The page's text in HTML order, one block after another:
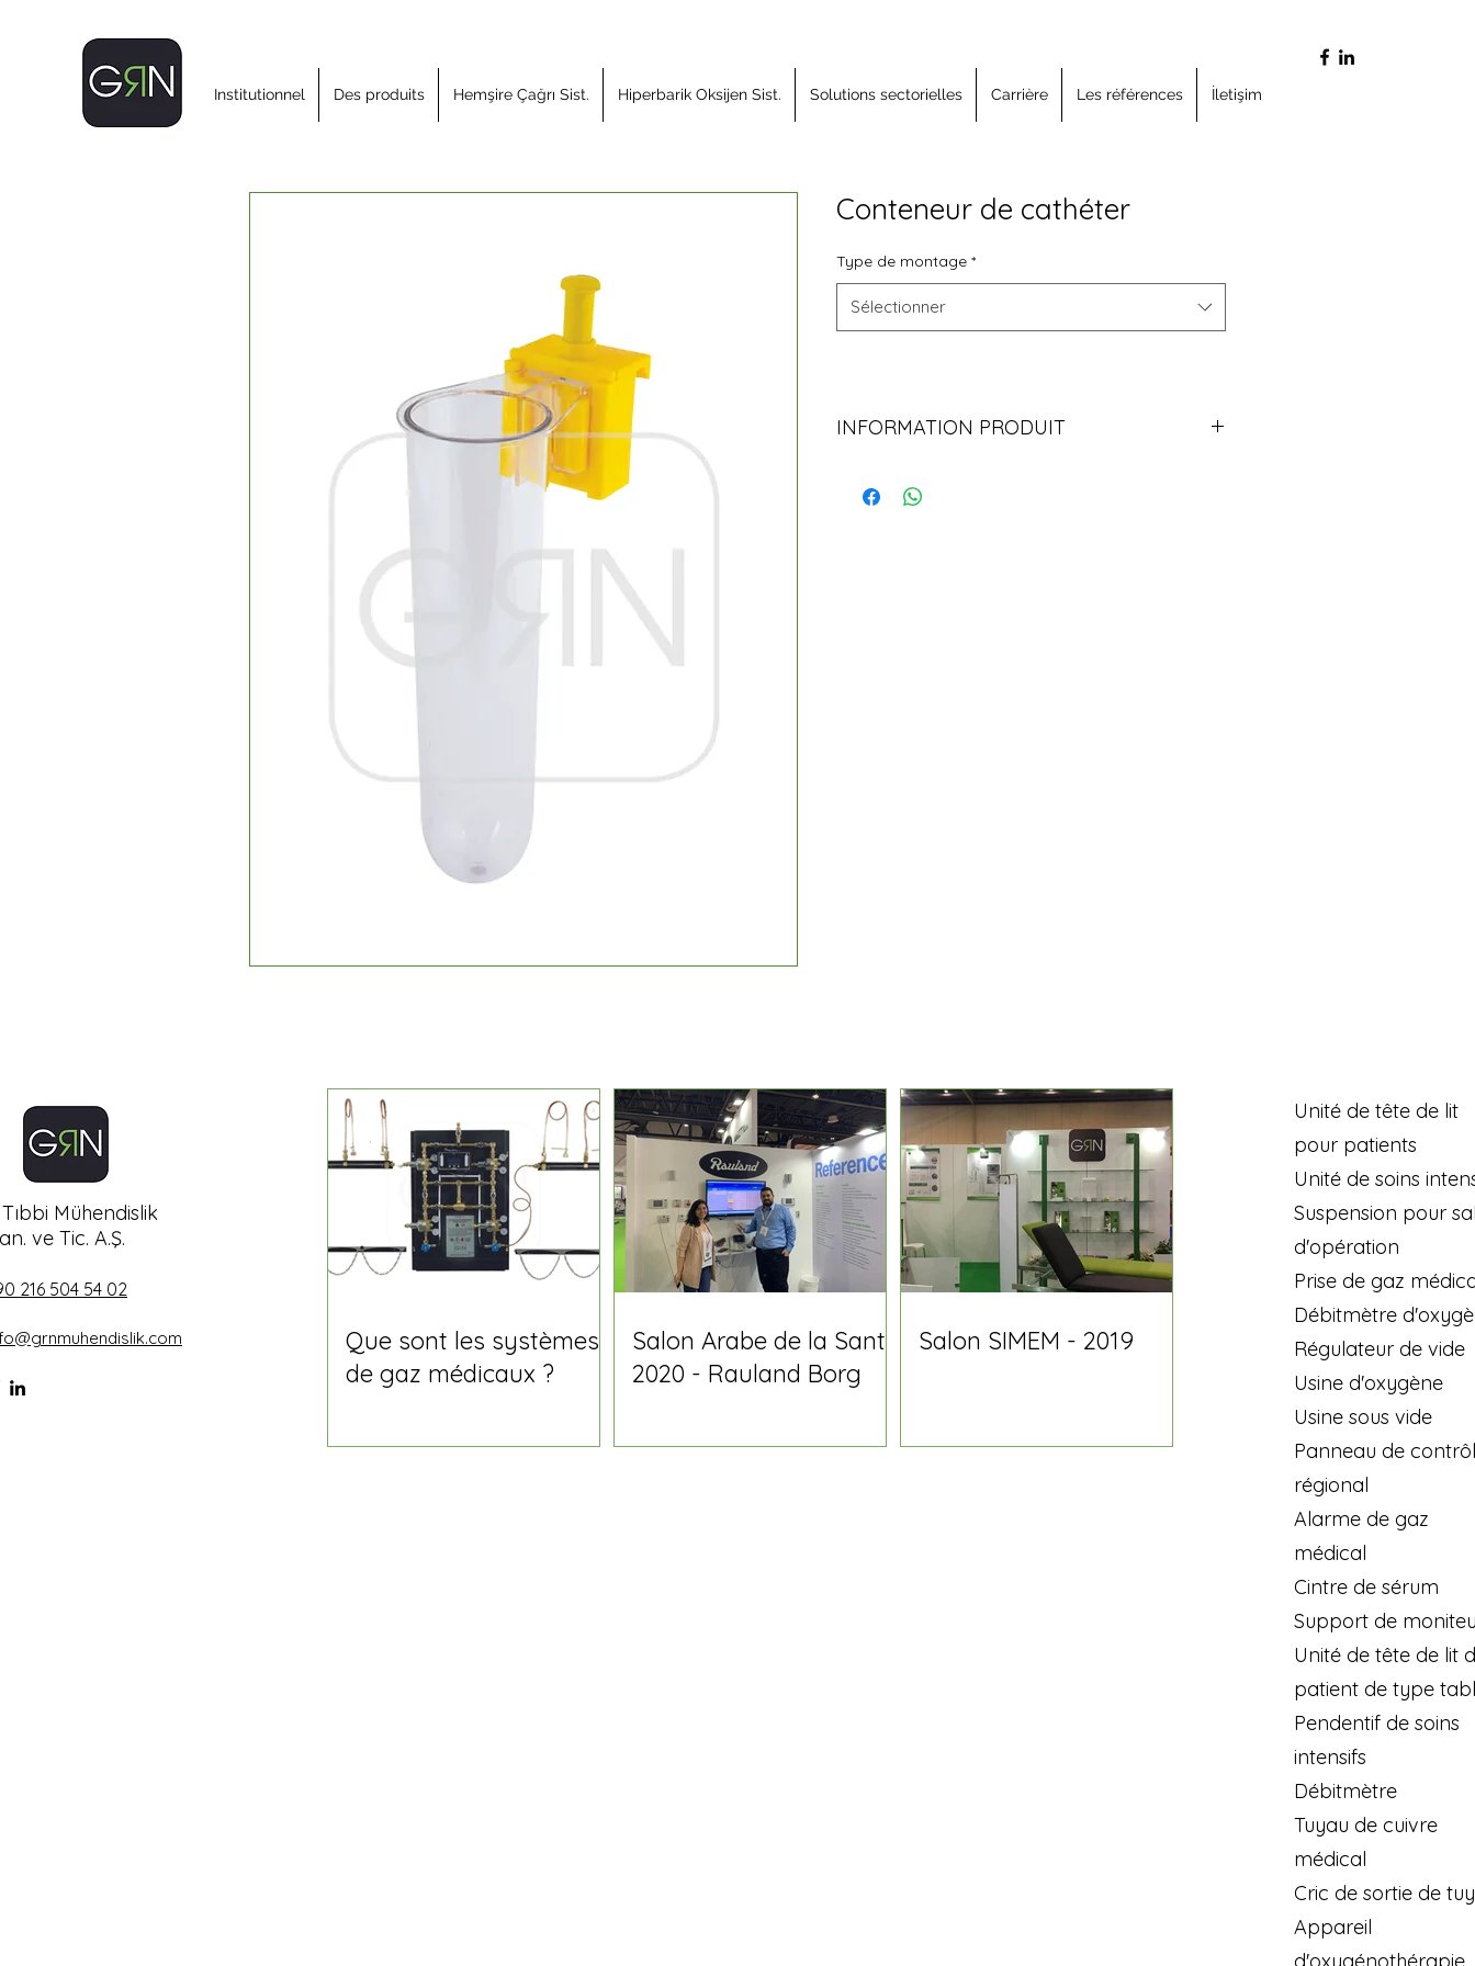
Institutionnel Des produits Hemşire Çağrı Sist. Hiperbarik Oksijen Sist. Solutions sectorielles Carrière Les références İletişim
Conteneur de cathéter
Type de montage *
Sélectionner
INFORMATION PRODUIT
Il peut être stérilisé.
Mühendislik
ve Tic. A.Ş.
216 504 54 02
Que sont les systèmes
de gaz médicaux ?
Salon Arabe de la Santé
2020 - Rauland Borg
Salon SIMEM - 2019
Unité de tête de lit
pour patients
Unité de soins
Suspension pour
d'opération
Prise de gaz
Débitmètre
Régulateur de vide
Usine d'oxygène
Usine sous vide
Panneau de
régional
Alarme de gaz
médical
Cintre de sérum
Support de
Unité de tête de lit
patient de type
Pendentif de soins
intensifs
Débitmètre
Tuyau de cuivre
médical
Cric de sortie de
Appareil